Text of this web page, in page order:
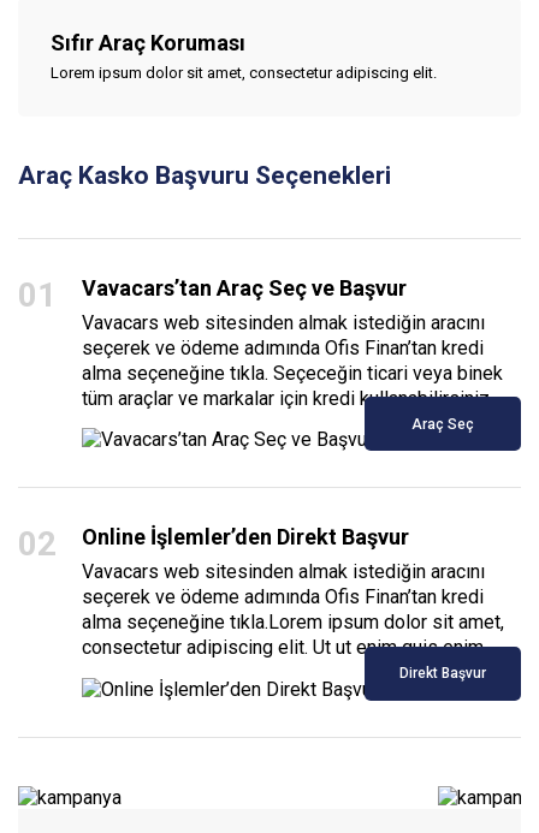
Sıfır Araç Koruması
Lorem ipsum dolor sit amet, consectetur adipiscing elit.
Araç Kasko Başvuru Seçenekleri
01 Vavacars’tan Araç Seç ve Başvur
Vavacars web sitesinden almak istediğin aracını
seçerek ve ödeme adımında Ofis Finan’tan kredi
alma seçeneğine tıkla. Seçeceğin ticari veya binek
tüm araçlar ve markalar için kredi kullanabilirsiniz.
Araç Seç
02 Online İşlemler’den Direkt Başvur
Vavacars web sitesinden almak istediğin aracını
seçerek ve ödeme adımında Ofis Finan’tan kredi
alma seçeneğine tıkla.Lorem ipsum dolor sit amet,
consectetur adipiscing elit. Ut ut enim quis enim
Direkt Başvur